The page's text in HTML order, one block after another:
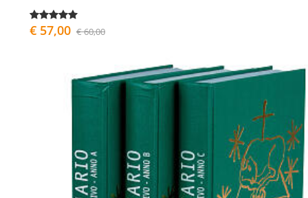
€ 57,00 € 60,00